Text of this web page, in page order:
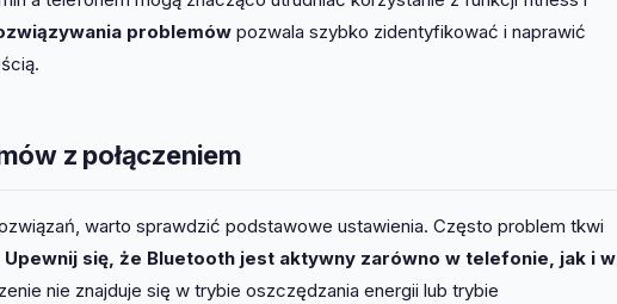
problemów pozwala szybko zidentyfikować i naprawić
z połączeniem
warto sprawdzić podstawowe ustawienia. Często problem tkwi
Upewnij się, że Bluetooth jest aktywny zarówno w telefonie, jak i w
nie znajduje się w trybie oszczędzania energii lub trybie